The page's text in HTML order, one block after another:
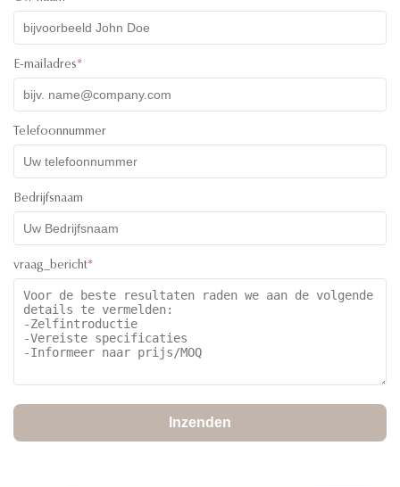
E-mailadres*
Telefoonnummer
Bedrijfsnaam
vraag_bericht*
Inzenden